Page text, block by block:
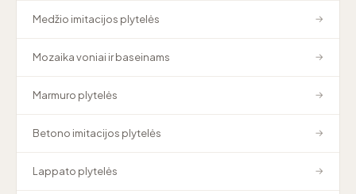
Medžio imitacijos plytelės →
Mozaika voniai ir baseinams →
Marmuro plytelės →
Betono imitacijos plytelės →
Lappato plytelės →